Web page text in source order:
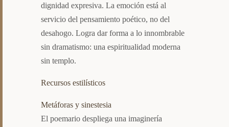
dignidad expresiva. La emoción está al
servicio del pensamiento poético, no del
desahogo. Logra dar forma a lo innombrable
sin dramatismo: una espiritualidad moderna
sin templo.
Recursos estilísticos
Metáforas y sinestesia
El poemario despliega una imaginería